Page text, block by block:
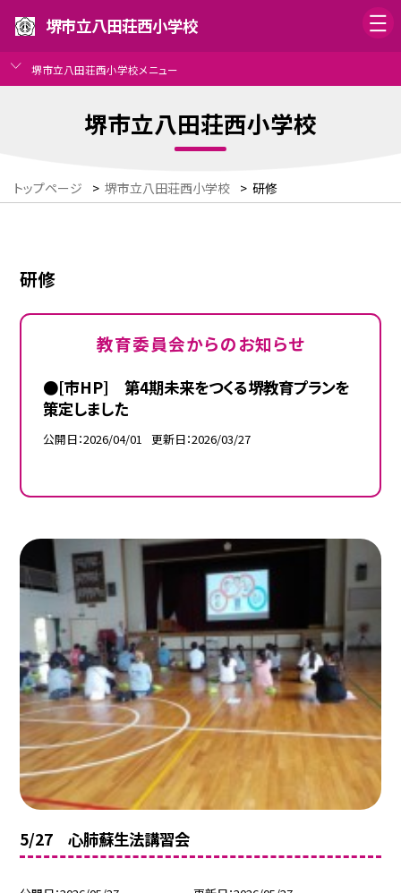
堺市立八田荘西小学校
堺市立八田荘西小学校メニュー
堺市立八田荘西小学校
トップページ > 堺市立八田荘西小学校 > 研修
研修
教育委員会からのお知らせ
●[市HP] 第4期未来をつくる堺教育プランを
策定しました
公開日 2026/04/01 更新日 2026/03/27
5/27 心肺蘇生法講習会